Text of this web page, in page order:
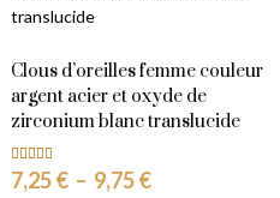
Clous d’oreilles femme couleur
argent acier et oxyde de
zirconium blanc translucide
Note
5.00
7,25€ – 9,75€